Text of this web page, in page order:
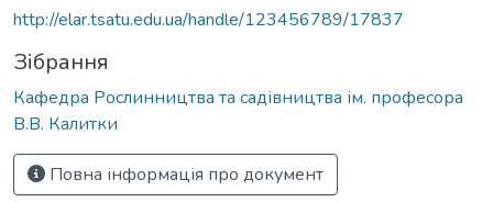
http://elar.tsatu.edu.ua/handle/123456789/17837
Зібрання
Кафедра Рослинництва та садівництва ім. професора
В.В. Калитки
Повна інформація про документ